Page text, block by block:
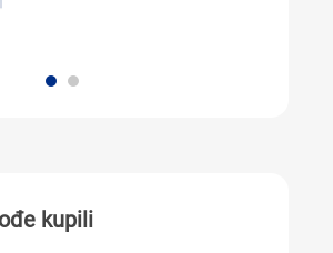
kupili